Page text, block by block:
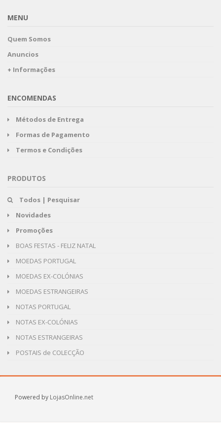
MENU
Quem Somos
Anuncios
+ Informações
ENCOMENDAS
Métodos de Entrega
Formas de Pagamento
Termos e Condições
PRODUTOS
Todos | Pesquisar
Novidades
Promoções
BOAS FESTAS - FELIZ NATAL
MOEDAS PORTUGAL
MOEDAS EX-COLÓNIAS
MOEDAS ESTRANGEIRAS
NOTAS PORTUGAL
NOTAS EX-COLÓNIAS
NOTAS ESTRANGEIRAS
POSTAIS de COLECÇÃO
Powered by LojasOnline.net